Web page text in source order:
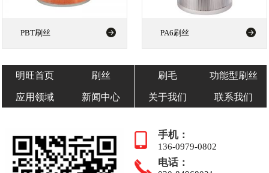
PBT刷丝 PA6刷丝
明旺首页 刷丝 刷毛 功能型刷丝
应用领域 新闻中心 关于我们 联系我们
手机：
136-0979-0802
电话：